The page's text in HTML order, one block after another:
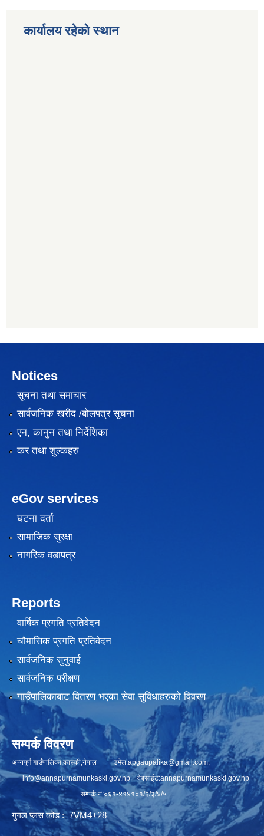
कार्यालय रहेको स्थान
Notices
सूचना तथा समाचार
सार्वजनिक खरीद /बोलपत्र सूचना
एन, कानुन तथा निर्देशिका
कर तथा शुल्कहरु
eGov services
घटना दर्ता
सामाजिक सुरक्षा
नागरिक वडापत्र
Reports
वार्षिक प्रगति प्रतिवेदन
चौमासिक प्रगति प्रतिवेदन
सार्वजनिक सुनुवाई
सार्वजनिक परीक्षण
गाउँपालिकाबाट वितरण भएका सेवा सुविधाहरुको विवरण
सम्पर्क विवरण
अन्नपूर्ण गाउँपालिका,कास्की,नेपाल इमेल:apgaupalika@gmail.com,
info@annapurnamunkaski.gov.npवेबसाईट:annapurnamunkaski.gov.np
सम्पर्क नं:०६१-४१४१०१/२/३/४/५
गुगल प्लस कोड : 7VM4+28